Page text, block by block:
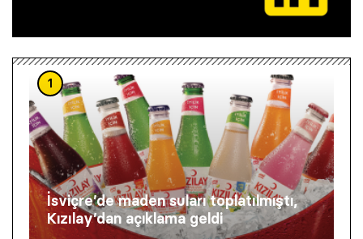
1
İsviçre’de maden suları toplatılmıştı,
Kızılay’dan açıklama geldi